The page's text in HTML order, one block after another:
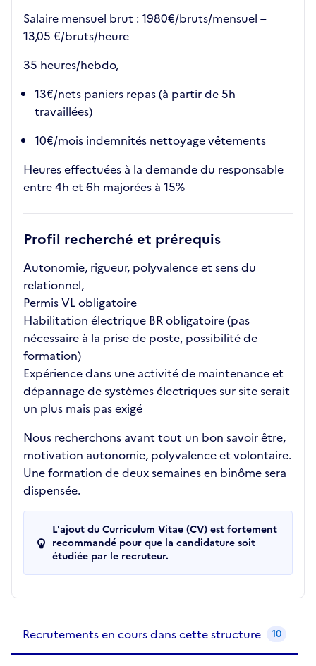
Salaire mensuel brut : 1980€/bruts/mensuel –
13,05 €/bruts/heure
35 heures/hebdo,
13€/nets paniers repas (à partir de 5h
travaillées)
10€/mois indemnités nettoyage vêtements
Heures effectuées à la demande du responsable
entre 4h et 6h majorées à 15%
Profil recherché et prérequis
Autonomie, rigueur, polyvalence et sens du
relationnel,
Permis VL obligatoire
Habilitation électrique BR obligatoire (pas
nécessaire à la prise de poste, possibilité de
formation)
Expérience dans une activité de maintenance et
dépannage de systèmes électriques sur site serait
un plus mais pas exigé
Nous recherchons avant tout un bon savoir être,
motivation autonomie, polyvalence et volontaire.
Une formation de deux semaines en binôme sera
dispensée.
L'ajout du Curriculum Vitae (CV) est fortement
recommandé pour que la candidature soit
étudiée par le recruteur.
Recrutements en cours dans cette structure 10